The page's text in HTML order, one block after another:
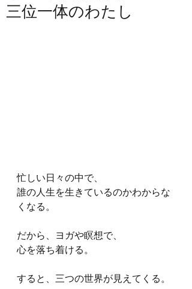
三位一体のわたし
忙しい日々の中で、
誰の人生を生きているのかわからな
くなる。
だから、ヨガや瞑想で、
心を落ち着ける。
すると、三つの世界が見えてくる。